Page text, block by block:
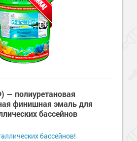
— полиуретановая
финишная эмаль для
бассейнов
бассейнов!